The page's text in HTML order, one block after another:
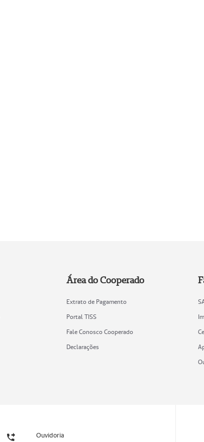
Área do Cooperado
Extrato de Pagamento
Portal TISS
Fale Conosco Cooperado
Declarações
Ouvidoria